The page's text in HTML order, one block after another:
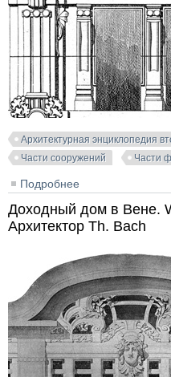
Архитектурная энциклопедия
Части сооружений
Части
Подробнее
Доходный дом в Вене.
Архитектор Th. Bach